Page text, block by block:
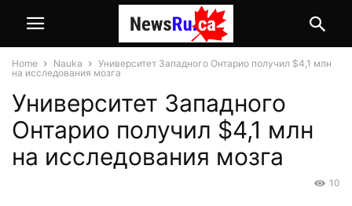
Home Nauka
Университет Западного Онтарио получил $4,1 млн
на исследования мозга
Университет Западного
Онтарио получил $4,1 млн
на исследования мозга
10